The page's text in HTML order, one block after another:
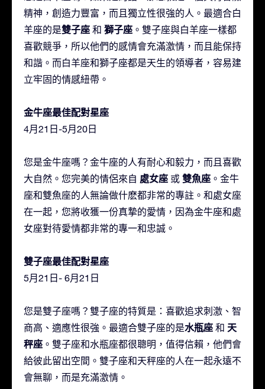
精神，創造力豐富，而且獨立性很強的人。最適合白
羊座的是雙子座 和 獅子座 。雙子座與白羊座一樣都
喜歡競爭，所以他們的感情會充滿激情，而且能保持
和諧。而白羊座和獅子座都是天生的領導者，容易建
立牢固的情感紐帶。
金牛座最佳配對星座
4月21日-5月20日
您是金牛座嗎？金牛座的人有耐心和毅力，而且喜歡
大自然。您完美的情侶來自 處女座 或 雙魚座 。金牛
座和雙魚座的人無論做什麽都非常的專註。和處女座
在一起，您將收獲一份真摯的愛情，因為金牛座和處
女座對待愛情都非常的專一和忠誠。
雙子座最佳配對星座
5月21日- 6月21日
您是雙子座嗎？雙子座的特質是：喜歡追求刺激、智
商高、適應性很強。最適合雙子座的是水瓶座 和 天
秤座 。雙子座和水瓶座都很聰明，值得信賴，他們會
給彼此留出空間。雙子座和天秤座的人在一起永遠不
會無聊，而是充滿激情。